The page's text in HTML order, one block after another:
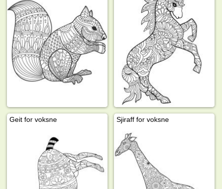
Geit for voksne Sjiraff for voksne